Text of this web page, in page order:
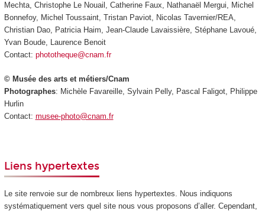
Mechta, Christophe Le Nouail, Catherine Faux, Nathanaël Mergui, Michel
Bonnefoy, Michel Toussaint, Tristan Paviot, Nicolas Tavernier/REA,
Christian Dao, Patricia Haim, Jean-Claude Lavaissière, Stéphane Lavoué,
Yvan Boude, Laurence Benoit
Contact: phototheque@cnam.fr
© Musée des arts et métiers/Cnam
Photographes: Michèle Favareille, Sylvain Pelly, Pascal Faligot, Philippe
Hurlin
Contact: musee-photo@cnam.fr
Liens hypertextes
Le site renvoie sur de nombreux liens hypertextes. Nous indiquons
systématiquement vers quel site nous vous proposons d’aller. Cependant,